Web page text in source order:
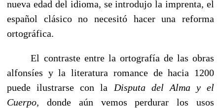
nueva edad del idioma, se introdujo la imprenta, el
español clá­sico no necesitó hacer una reforma
ortográfica.
El contraste entre la ortografía de las obras
alfonsíes y la literatura romance de hacia 1200
puede ilustrarse con la Disputa del Alma y el
Cuerpo, donde aún vemos perdurar los usos